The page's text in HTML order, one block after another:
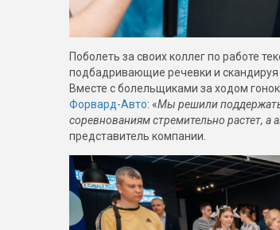
Поболеть за своих коллег по работе
подбадривающие речевки и
Вместе с болельщиками за ходом
Форвард-Авто: «Мы решили поддержать
соревнованиям стремительно растет, а
представитель компании.